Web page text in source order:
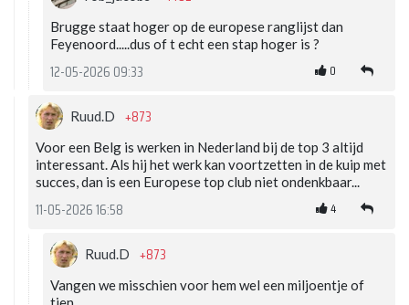
Brugge staat hoger op de europese ranglijst dan
Feyenoord.....dus of t echt een stap hoger is ?
12-05-2026 09:33 0
Ruud.D +873
Voor een Belg is werken in Nederland bij de top 3 altijd
interessant. Als hij het werk kan voortzetten in de kuip met
succes, dan is een Europese top club niet ondenkbaar...
11-05-2026 16:58 4
Ruud.D +873
Vangen we misschien voor hem wel een miljoentje of